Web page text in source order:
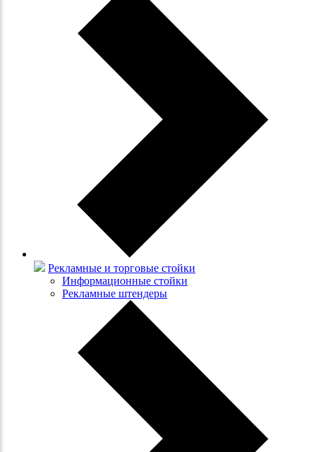
Рекламные и торговые стойки
Информационные стойки
Рекламные штендеры